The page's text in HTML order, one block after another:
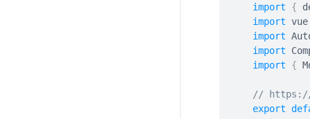
import {
import
import
import
import
{
//
export